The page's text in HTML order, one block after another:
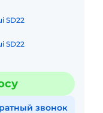
SD22
SD22
звонок